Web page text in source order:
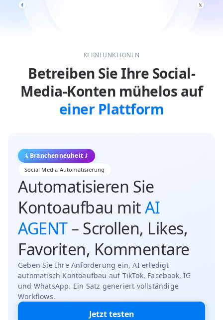
KERNFUNKTIONEN
Betreiben Sie Ihre Social-
Media-Konten mühelos auf
einer Plattform
Branchenneuheit
Social Media Automatisierung
Automatisieren Sie
Kontoaufbau mitAI
AGENT– Scrollen, Likes,
Favoriten, Kommentare
Geben Sie Ihre Anforderung ein, AI erledigt
automatisch Kontoaufbau auf TikTok, Facebook, IG
und WhatsApp. Ein Satz generiert vollständige
Workflows.
Jetzt testen